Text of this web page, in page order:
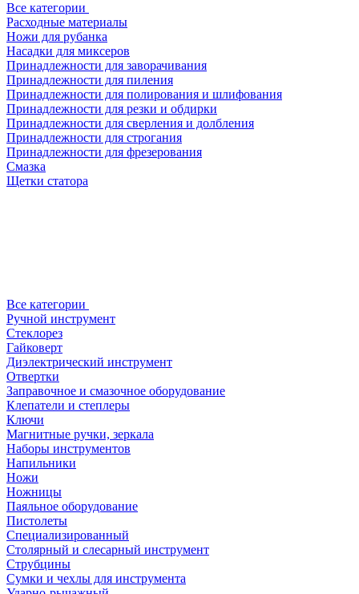
Все категории
Расходные материалы
Ножи для рубанка
Насадки для миксеров
Принадлежности для заворачивания
Принадлежности для пиления
Принадлежности для полирования и шлифования
Принадлежности для резки и обдирки
Принадлежности для сверления и долбления
Принадлежности для строгания
Принадлежности для фрезерования
Смазка
Щетки статора
Все категории
Ручной инструмент
Стеклорез
Гайковерт
Диэлектрический инструмент
Отвертки
Заправочное и смазочное оборудование
Клепатели и степлеры
Ключи
Магнитные ручки, зеркала
Наборы инструментов
Напильники
Ножи
Ножницы
Паяльное оборудование
Пистолеты
Специализированный
Столярный и слесарный инструмент
Струбцины
Сумки и чехлы для инструмента